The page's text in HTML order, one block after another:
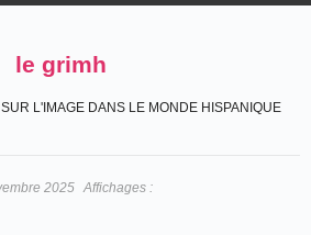
le grimh
L'IMAGE DANS LE MONDE HISPANIQUE
2025 Affichages :